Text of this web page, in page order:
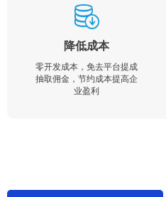
降低成本
零开发成本，免去平台提成
抽取佣金，节约成本提高企
业盈利